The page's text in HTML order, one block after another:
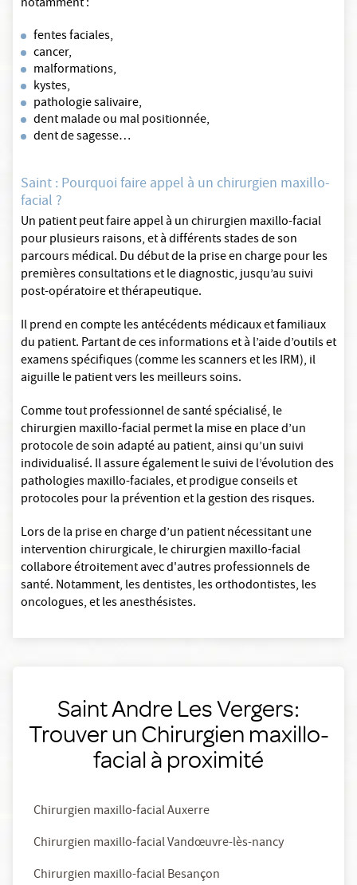
notamment :
fentes faciales,
cancer,
malformations,
kystes,
pathologie salivaire,
dent malade ou mal positionnée,
dent de sagesse…
Saint : Pourquoi faire appel à un chirurgien maxillo-
facial ?
Un patient peut faire appel à un chirurgien maxillo-facial
pour plusieurs raisons, et à différents stades de son
parcours médical. Du début de la prise en charge pour les
premières consultations et le diagnostic, jusqu’au suivi
post-opératoire et thérapeutique.
Il prend en compte les antécédents médicaux et familiaux
du patient. Partant de ces informations et à l’aide d’outils et
examens spécifiques (comme les scanners et les IRM), il
aiguille le patient vers les meilleurs soins.
Comme tout professionnel de santé spécialisé, le
chirurgien maxillo-facial permet la mise en place d’un
protocole de soin adapté au patient, ainsi qu’un suivi
individualisé. Il assure également le suivi de l’évolution des
pathologies maxillo-faciales, et prodigue conseils et
protocoles pour la prévention et la gestion des risques.
Lors de la prise en charge d’un patient nécessitant une
intervention chirurgicale, le chirurgien maxillo-facial
collabore étroitement avec d'autres professionnels de
santé. Notamment, les dentistes, les orthodontistes, les
oncologues, et les anesthésistes.
Saint Andre Les Vergers:
Trouver un Chirurgien maxillo-
facial à proximité
Chirurgien maxillo-facial Auxerre
Chirurgien maxillo-facial Vandœuvre-lès-nancy
Chirurgien maxillo-facial Besançon